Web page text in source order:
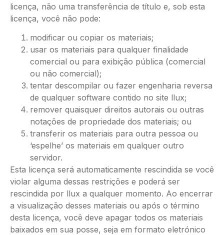
licença, não uma transferência de título e, sob esta
licença, você não pode:
modificar ou copiar os materiais;
usar os materiais para qualquer finalidade
comercial ou para exibição pública (comercial
ou não comercial);
tentar descompilar ou fazer engenharia reversa
de qualquer software contido no site llux;
remover quaisquer direitos autorais ou outras
notações de propriedade dos materiais; ou
transferir os materiais para outra pessoa ou
‘espelhe’ os materiais em qualquer outro
servidor.
Esta licença será automaticamente rescindida se você
violar alguma dessas restrições e poderá ser
rescindida por llux a qualquer momento. Ao encerrar
a visualização desses materiais ou após o término
desta licença, você deve apagar todos os materiais
baixados em sua posse, seja em formato eletrónico